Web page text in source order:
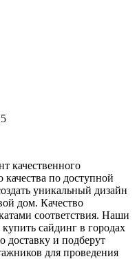
качественного
качества по доступной
уникальный дизайн
дом. Качество
соответствия. Наши
сайдинг в городах
и подберут
для проведения